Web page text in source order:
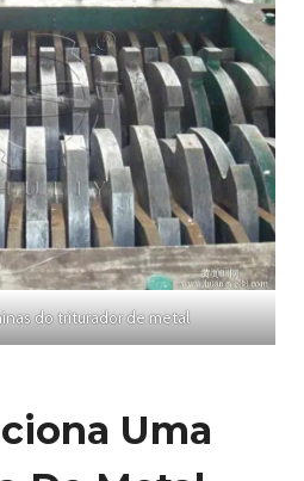
do triturador de metal
Uma